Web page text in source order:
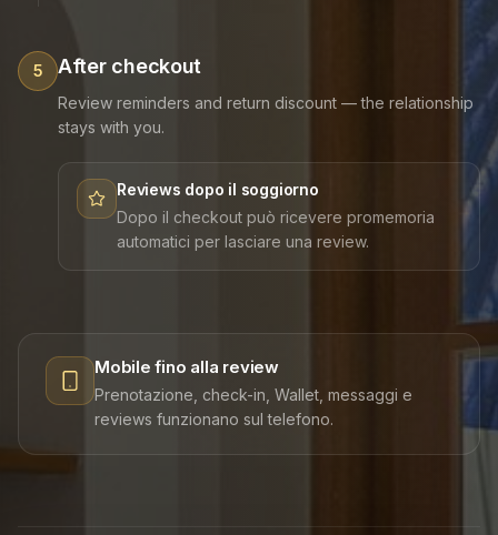
5 After checkout
Review reminders and return discount — the relationship
stays with you.
Reviews dopo il soggiorno
Dopo il checkout può ricevere promemoria
automatici per lasciare una review.
Mobile fino alla review
Prenotazione, check-in, Wallet, messaggi e
reviews funzionano sul telefono.